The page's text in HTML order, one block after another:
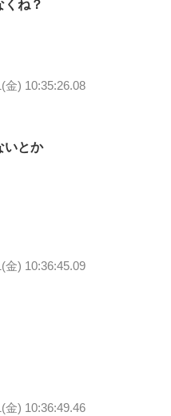
ね？
金) 10:35:26.08
いとか
金) 10:36:45.09
金) 10:36:49.46